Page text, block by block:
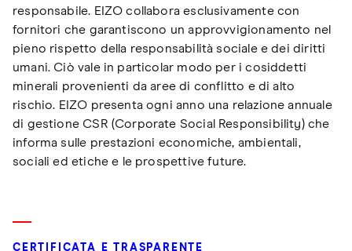
responsabile. EIZO collabora esclusivamente con
fornitori che garantiscono un approvvigionamento nel
pieno rispetto della responsabilità sociale e dei diritti
umani. Ciò vale in particolar modo per i cosiddetti
minerali provenienti da aree di conflitto e di alto
rischio. EIZO presenta ogni anno una relazione annuale
di gestione CSR (Corporate Social Responsibility) che
informa sulle prestazioni economiche, ambientali,
sociali ed etiche e le prospettive future.
CERTIFICATA E TRASPARENTE